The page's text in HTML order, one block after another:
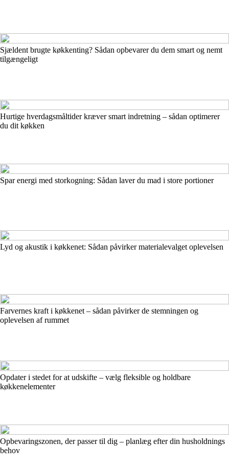
Sjældent brugte køkkenting? Sådan opbevarer du dem smart og nemt
tilgængeligt
Hurtige hverdagsmåltider kræver smart indretning – sådan optimerer
du dit køkken
Spar energi med storkogning: Sådan laver du mad i store portioner
Lyd og akustik i køkkenet: Sådan påvirker materialevalget oplevelsen
Farvernes kraft i køkkenet – sådan påvirker de stemningen og
oplevelsen af rummet
Opdater i stedet for at udskifte – vælg fleksible og holdbare
køkkenelementer
Opbevaringszonen, der passer til dig – planlæg efter din husholdnings
behov